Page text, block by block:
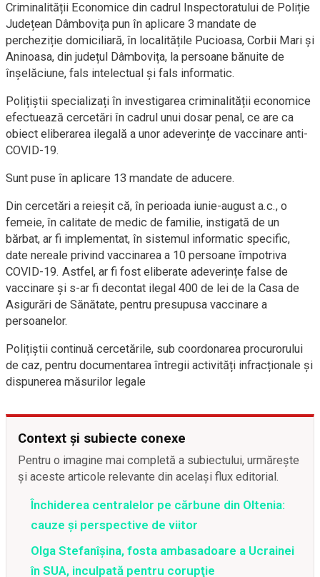
Criminalității Economice din cadrul Inspectoratului de Poliție
Județean Dâmbovița pun în aplicare 3 mandate de
percheziție domiciliară, în localitățile Pucioasa, Corbii Mari și
Aninoasa, din județul Dâmbovița, la persoane bănuite de
înșelăciune, fals intelectual și fals informatic.
Polițiștii specializați în investigarea criminalității economice
efectuează cercetări în cadrul unui dosar penal, ce are ca
obiect eliberarea ilegală a unor adeverințe de vaccinare anti-
COVID-19.
Sunt puse în aplicare 13 mandate de aducere.
Din cercetări a reieșit că, în perioada iunie-august a.c., o
femeie, în calitate de medic de familie, instigată de un
bărbat, ar fi implementat, în sistemul informatic specific,
date nereale privind vaccinarea a 10 persoane împotriva
COVID-19. Astfel, ar fi fost eliberate adeverințe false de
vaccinare și s-ar fi decontat ilegal 400 de lei de la Casa de
Asigurări de Sănătate, pentru presupusa vaccinare a
persoanelor.
Polițiștii continuă cercetările, sub coordonarea procurorului
de caz, pentru documentarea întregii activități infracționale și
dispunerea măsurilor legale
Context și subiecte conexe
Pentru o imagine mai completă a subiectului, urmărește
și aceste articole relevante din același flux editorial.
Închiderea centralelor pe cărbune din Oltenia:
cauze și perspective de viitor
Olga Stefanîşina, fosta ambasadoare a Ucrainei
în SUA, inculpată pentru corupţie